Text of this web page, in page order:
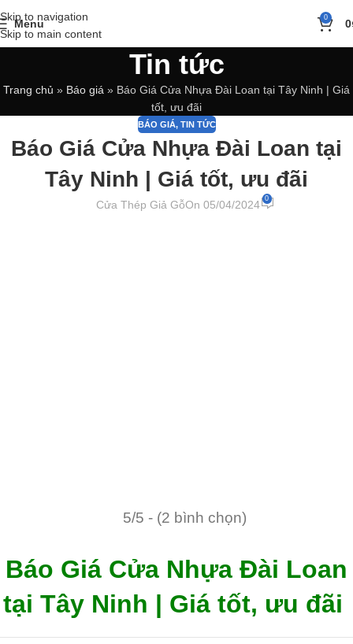
Skip to navigation
Skip to main content
Menu 0 0
Tin tức
Trang chủ » Báo giá » Báo Giá Cửa Nhựa Đài Loan tại Tây Ninh | Giá
tốt, ưu đãi
BÁO GIÁ, TIN TỨC
Báo Giá Cửa Nhựa Đài Loan tại
Tây Ninh | Giá tốt, ưu đãi
Cửa Thép Giả GỗOn 05/04/2024 0
5/5 - (2 bình chọn)
Báo Giá Cửa Nhựa Đài Loan
tại Tây Ninh | Giá tốt, ưu đãi